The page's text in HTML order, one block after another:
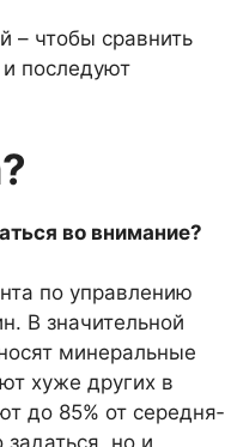
– чтобы сравнить
по­следуют
во внимание?
по управ­лению
В значительной
минеральные
хуже других в
до 85% от середня­
но и